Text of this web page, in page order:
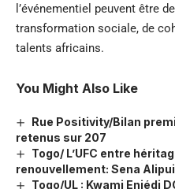
l’événementiel peuvent être
transformation sociale, de
talents africains.
You Might Also Like
Rue Positivity/Bilan
retenus sur 207
Togo/ L’UFC entre
renouvellement: Sena
Togo/UL : Kwami Eniédi